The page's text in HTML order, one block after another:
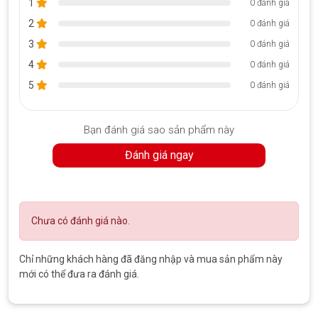
khôi phục tình trạng giống như lúc mới mua ban đầu. Cải thiện
đáng kể hiệu năng khi sử dụng cũng như tăng cao được tuổi thọ
cho máy.
Việc thay pin còn giúp bảo vệ và không làm ảnh hưởng tới các
linh kiện khác trong máy.
1 0 đánh giá
2 0 đánh giá
3 0 đánh giá
4 0 đánh giá
5 0 đánh giá
Bạn đánh giá sao sản phẩm này
Đánh giá ngay
Chưa có đánh giá nào.
Chỉ những khách hàng đã đăng nhập và mua sản phẩm này
mới có thể đưa ra đánh giá.